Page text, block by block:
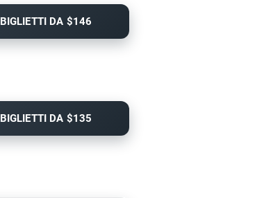
BIGLIETTI DA $146
BIGLIETTI DA $135